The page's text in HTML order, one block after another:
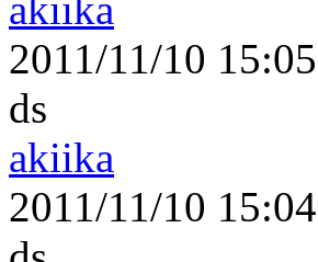
2011/11/10 15:05
ds
akiika
2011/11/10 15:04